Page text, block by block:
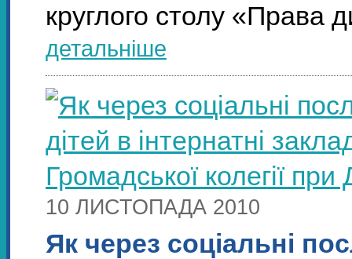
круглого столу «Права
детальніше
10 ЛИСТОПАДА 2010
Як через соціальні